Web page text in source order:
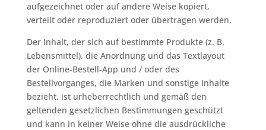
aufgezeichnet oder auf andere Weise kopiert,
verteilt oder reproduziert oder übertragen werden.
Der Inhalt, der sich auf bestimmte Produkte (z. B.
Lebensmittel), die Anordnung und das Textlayout
der Online-Bestell-App und / oder des
Bestellvorganges, die Marken und sonstige Inhalte
bezieht, ist urheberrechtlich und gemäß den
geltenden gesetzlichen Bestimmungen geschützt
und kann in keiner Weise ohne die ausdrückliche